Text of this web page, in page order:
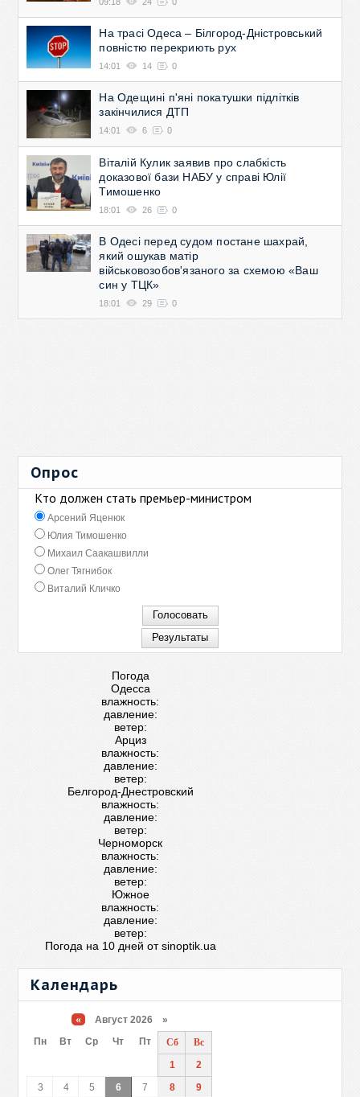
На трасі Одеса – Білгород-Дністровський
повністю перекриють рух
14:01 14 0
На Одещині п'яні покатушки підлітків
закінчилися ДТП
14:01 6 0
Віталій Кулик заявив про слабкість
доказової бази НАБУ у справі Юлії
Тимошенко
18:01 26 0
В Одесі перед судом постане шахрай,
який ошукав матір
військовозобов'язаного за схемою «Ваш
син у ТЦК»
18:01 29 0
Опрос
Кто должен стать премьер-министром
Арсений Яценюк
Юлия Тимошенко
Михаил Саакашвилли
Олег Тягнибок
Виталий Кличко
Погода
Одесса
влажность:
давление:
ветер:
Арциз
влажность:
давление:
ветер:
Белгород-Днестровский
влажность:
давление:
ветер:
Черноморск
влажность:
давление:
ветер:
Южное
влажность:
давление:
ветер:
Погода на 10 дней отsinoptik.ua
Календарь
« Август 2026 »
Пн
Вт Ср Чт Пт Сб
Вс
1
2
3
4 5 6 7 8
9